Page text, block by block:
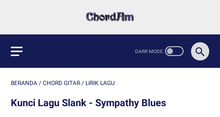
BERANDA / CHORD GITAR / LIRIK LAGU
Kunci Lagu Slank - Sympathy Blues